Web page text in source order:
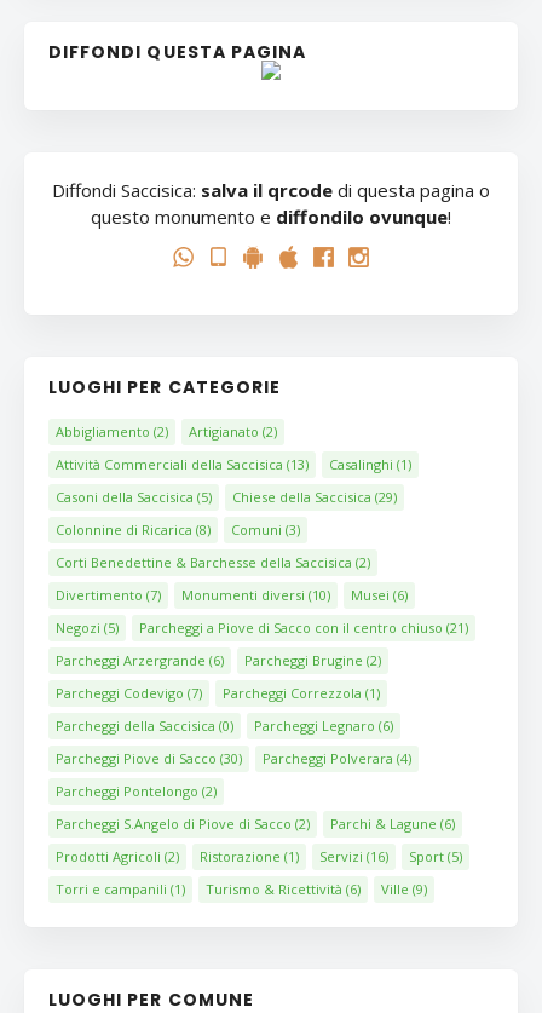
DIFFONDI QUESTA PAGINA
Diffondi Saccisica: salva il qrcode di questa pagina o
questo monumento e diffondilo ovunque!
LUOGHI PER CATEGORIE
Abbigliamento (2) Artigianato (2)
Attività Commerciali della Saccisica (13) Casalinghi (1)
Casoni della Saccisica (5) Chiese della Saccisica (29)
Colonnine di Ricarica (8) Comuni (3)
Corti Benedettine & Barchesse della Saccisica (2)
Divertimento (7) Monumenti diversi (10) Musei (6)
Negozi (5) Parcheggi a Piove di Sacco con il centro chiuso (21)
Parcheggi Arzergrande (6) Parcheggi Brugine (2)
Parcheggi Codevigo (7) Parcheggi Correzzola (1)
Parcheggi della Saccisica (0) Parcheggi Legnaro (6)
Parcheggi Piove di Sacco (30) Parcheggi Polverara (4)
Parcheggi Pontelongo (2)
Parcheggi S.Angelo di Piove di Sacco (2) Parchi & Lagune (6)
Prodotti Agricoli (2) Ristorazione (1) Servizi (16) Sport (5)
Torri e campanili (1) Turismo & Ricettività (6) Ville (9)
LUOGHI PER COMUNE